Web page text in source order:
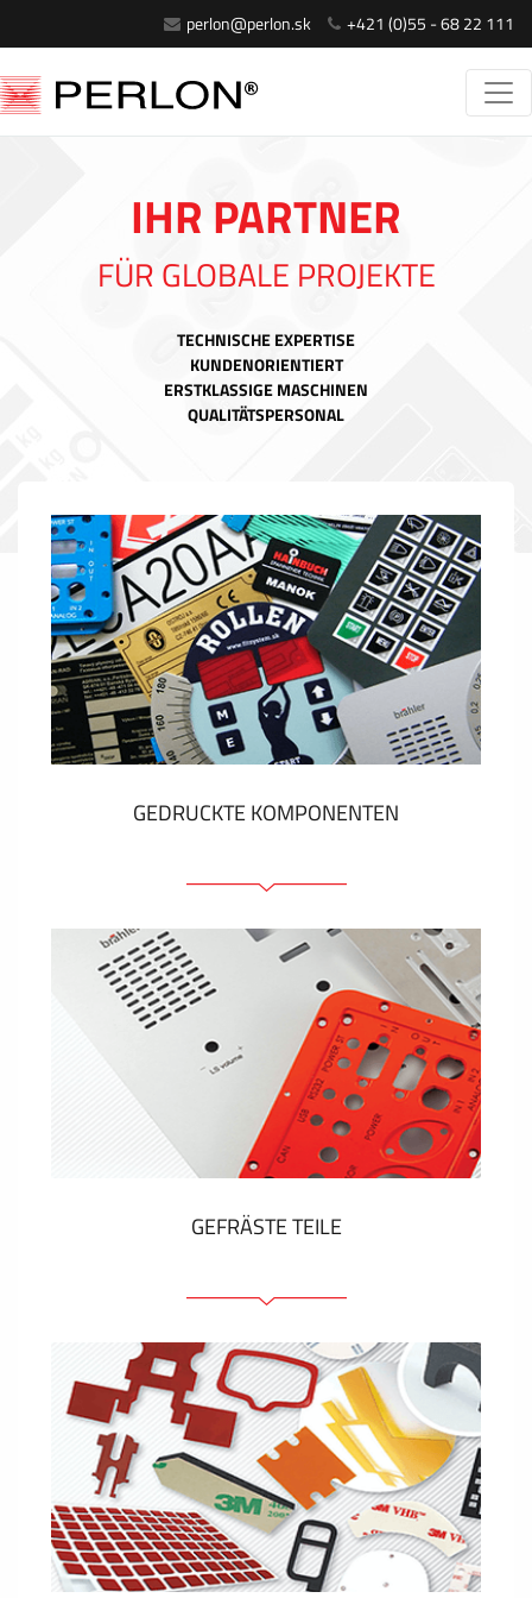
perlon@perlon.sk +421 (0)55 - 68 22 111
IHR PARTNER
FÜR GLOBALE PROJEKTE
TECHNISCHE EXPERTISE
KUNDENORIENTIERT
ERSTKLASSIGE MASCHINEN
QUALITÄTSPERSONAL
GEDRUCKTE KOMPONENTEN
Folienschilder
Folientastaturen
Metallschilder
Aufkleber und Etiketten
Kunststoff-Etiketten und Tags
ZEIGEN MEHR
GEFRÄSTE TEILE
Frontplatten (front und tragfähig)
Eloxierte Frontplatten
Farbige Frontplatten
Platten mit Befestigungselementen
Gravierte Schilder
ZEIGEN MEHR